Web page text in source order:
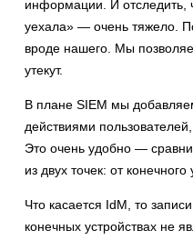
информации. И отследить,
уехала» — очень тяжело.
вроде нашего. Мы
утекут.
В плане SIEM мы
действиями
Это очень удобно —
из двух точек: от конечного
Что касается IdM, то
конечных устройствах не